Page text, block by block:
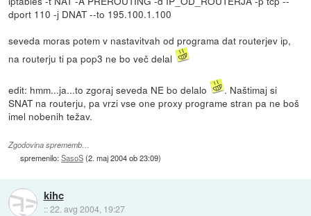
dport 110 -j DNAT --to 195.100.1.100
seveda moras potem v nastavitvah od programa dat routerjev ip,
na routerju ti pa pop3 ne bo več delal
edit: hmm...ja...to zgoraj seveda NE bo delalo
. Naštimaj si
SNAT na routerju, pa vrzi vse one proxy programe stran pa ne boš
imel nobenih težav.
Zgodovina sprememb…
spremenilo:SasoS(2. maj 2004 ob 23:09)
kihc
::22. avg 2004, 19:27